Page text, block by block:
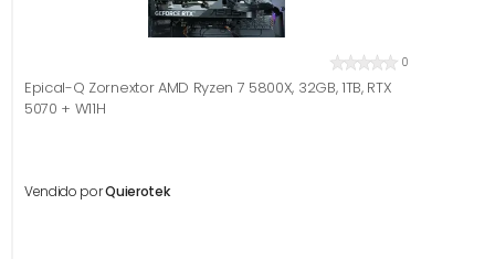
0
Epical-Q Zornextor AMD Ryzen 7 5800X, 32GB, 1TB, RTX
5070 + W11H
Vendido porQuierotek